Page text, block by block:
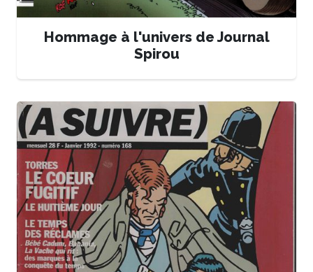
Hommage à l'univers de Journal
Spirou